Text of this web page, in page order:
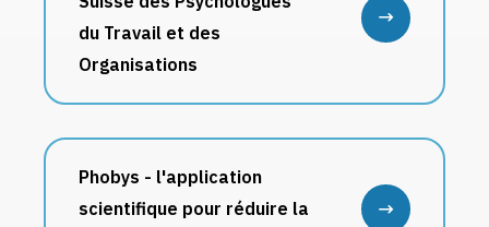
du Travail et des
Organisations
Phobys - l'application
scientifique pour réduire la